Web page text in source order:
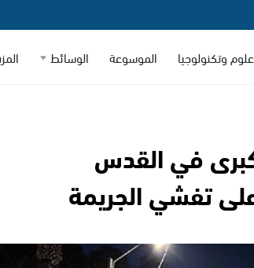
علوم وتكنولوجيا الموسوعة الوسائط
كبرى في القدس
تفشي الجريمة